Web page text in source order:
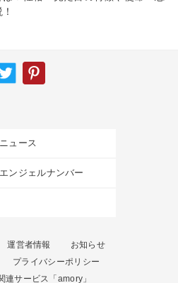
ニュース
エンジェルナンバー
運営者情報
お知らせ
プライバシーポリシー
連サービス「amory」